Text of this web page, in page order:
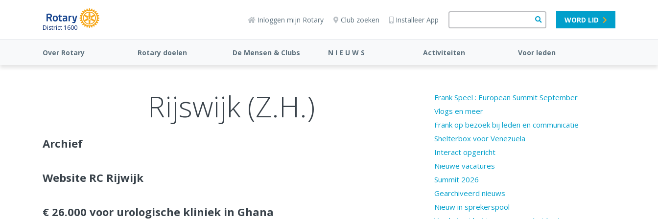
District 1600
Inloggen mijn Rotary Club zoeken Installeer App WORD LID
Over Rotary Rotary doelen De Mensen & Clubs N I E U W S Activiteiten Voor leden
Rijswijk (Z.H.)
Archief
Website RC Rijwijk
€ 26.000 voor urologische kliniek in Ghana
Frank Speel : European Summit September
Vlogs en meer
Frank op bezoek bij leden en communicatie
Shelterbox voor Venezuela
Interact opgericht
Nieuwe vacatures
Summit 2026
Gearchiveerd nieuws
Nieuw in sprekerspool